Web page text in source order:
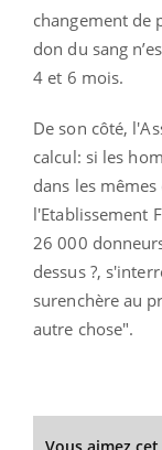
changement de
don du sang
4 et 6 mois.
De son côté,
calcul: si les
dans les
l'Etablissement
26 000
dessus ?,
surenchère au
autre chose".